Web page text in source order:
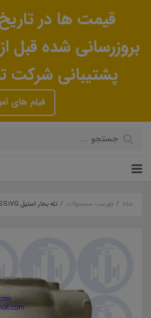
بروزرسانی شده قبل
پشتیبانی شرکت
فیلم های
خانه فهرست محصولات تله بخار استیل TLV SS1VG